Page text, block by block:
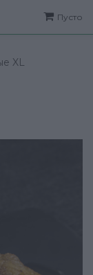
Пусто
XL